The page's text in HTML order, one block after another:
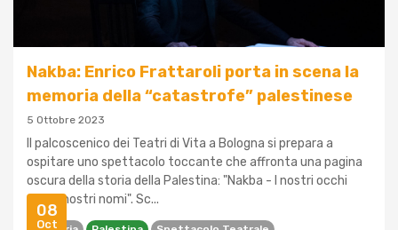
08
Oct
Nakba: Enrico Frattaroli porta in scena la
memoria della “catastrofe” palestinese
5 Ottobre 2023
Il palcoscenico dei Teatri di Vita a Bologna si prepara a
ospitare uno spettacolo toccante che affronta una pagina
oscura della storia della Palestina: "Nakba - I nostri occhi
sono i nostri nomi". Sc...